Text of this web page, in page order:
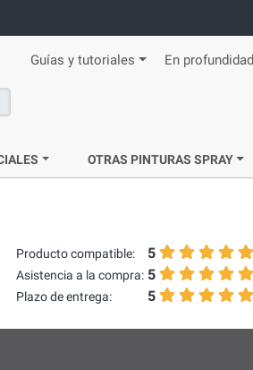
Guías y tutoriales En profundidad
OTRAS PINTURAS SPRAY
Producto compatible:
Asistencia a la compra:
Plazo de entrega:
5
5
5